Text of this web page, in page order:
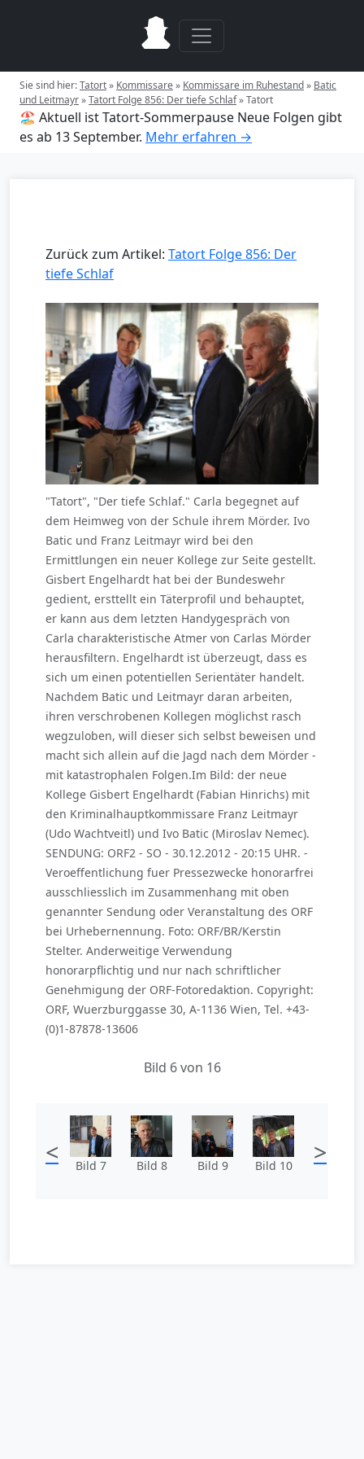
Sie sind hier:Tatort» Kommissare» Kommissare im Ruhestand» Batic
und Leitmayr»Tatort Folge 856: Der tiefe Schlaf»Tatort
🏖️ Aktuell ist Tatort-Sommerpause Neue Folgen gibt
es ab 13 September. Mehr erfahren →
Zurück zum Artikel: Tatort Folge 856: Der
tiefe Schlaf
"Tatort", "Der tiefe Schlaf." Carla begegnet auf
dem Heimweg von der Schule ihrem Mörder. Ivo
Batic und Franz Leitmayr wird bei den
Ermittlungen ein neuer Kollege zur Seite gestellt.
Gisbert Engelhardt hat bei der Bundeswehr
gedient, ersttellt ein Täterprofil und behauptet,
er kann aus dem letzten Handygespräch von
Carla charakteristische Atmer von Carlas Mörder
herausfiltern. Engelhardt ist überzeugt, dass es
sich um einen potentiellen Serientäter handelt.
Nachdem Batic und Leitmayr daran arbeiten,
ihren verschrobenen Kollegen möglichst rasch
wegzuloben, will dieser sich selbst beweisen und
macht sich allein auf die Jagd nach dem Mörder -
mit katastrophalen Folgen.Im Bild: der neue
Kollege Gisbert Engelhardt (Fabian Hinrichs) mit
den Kriminalhauptkommissare Franz Leitmayr
(Udo Wachtveitl) und Ivo Batic (Miroslav Nemec).
SENDUNG: ORF2 - SO - 30.12.2012 - 20:15 UHR. -
Veroeffentlichung fuer Pressezwecke honorarfrei
ausschliesslich im Zusammenhang mit oben
genannter Sendung oder Veranstaltung des ORF
bei Urhebernennung. Foto: ORF/BR/Kerstin
Stelter. Anderweitige Verwendung
honorarpflichtig und nur nach schriftlicher
Genehmigung der ORF-Fotoredaktion. Copyright:
ORF, Wuerzburggasse 30, A-1136 Wien, Tel. +43-
(0)1-87878-13606
Bild 6 von 16
< Bild 7 Bild 8 Bild 9 Bild 10 >